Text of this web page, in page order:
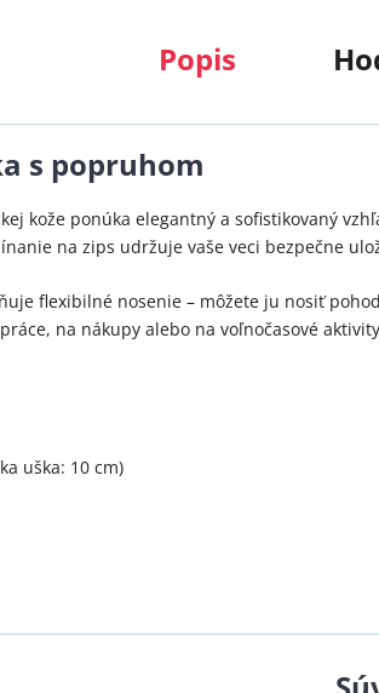
Popis
s popruhom
kože ponúka elegantný a sofistikovaný
na zips udržuje vaše veci bezpečne
flexibilné nosenie – môžete ju nosiť
na nákupy alebo na voľnočasové
uška: 10 cm)